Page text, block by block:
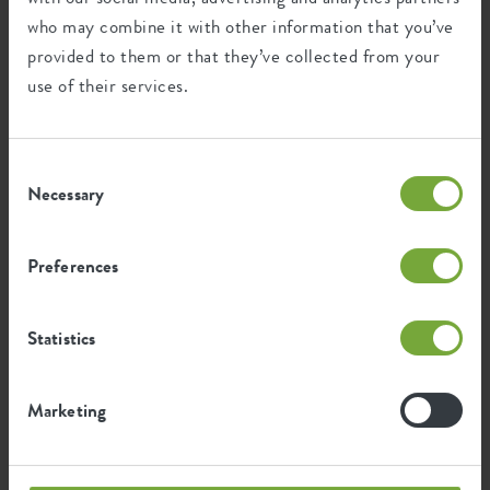
who may combine it with other information that you’ve
provided to them or that they’ve collected from your
use of their services.
Selection
Necessary
Preferences
Statistics
Marketing
Certificaten
99 jaar
vorstbestendig
kg
voor de productie van dit product